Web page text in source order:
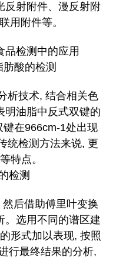
反射附件、漫反射附
用附件等。
品检测中的应用
酸的检测
析技术, 结合相关色
明油脂中反式双键的
在966cm-1处出现
统检测方法来说, 更
特点。
检测
后借助傅里叶变换
。选用不同的谱区建
形式加以表现, 按照
行最终结果的分析,